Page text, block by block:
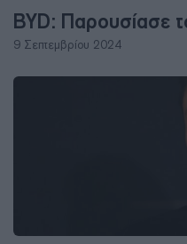
BYD: Παρουσίασε
9 Σεπτεμβρίου 2024